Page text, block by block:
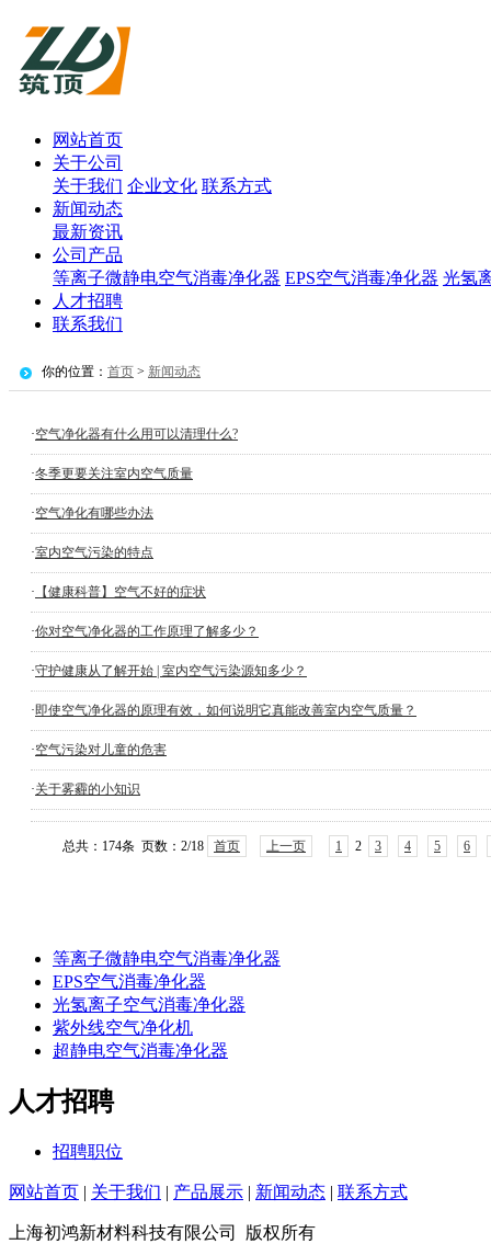
网站首页
关于公司
关于我们 企业文化 联系方式
新闻动态
最新资讯
公司产品
等离子微静电空气消毒净化器 EPS空气消毒净化器 光氢
人才招聘
联系我们
你的位置： 首页 > 新闻动态
·空气净化器有什么用可以清理什么?
·冬季更要关注室内空气质量
·空气净化有哪些办法
·室内空气污染的特点
· 【健康科普】空气不好的症状
·你对空气净化器的工作原理了解多少？
·守护健康从了解开始 | 室内空气污染源知多少？
·即使空气净化器的原理有效，如何说明它真能改善室内空气质量？
·空气污染对儿童的危害
·关于雾霾的小知识
总共：174条 页数： 2/18 首页 上一页 1 2 3 4 5 6
等离子微静电空气消毒净化器
EPS空气消毒净化器
光氢离子空气消毒净化器
紫外线空气净化机
超静电空气消毒净化器
人才招聘
招聘职位
网站首页 | 关于我们 | 产品展示 | 新闻动态 | 联系方式
上海初鸿新材料科技有限公司 版权所有